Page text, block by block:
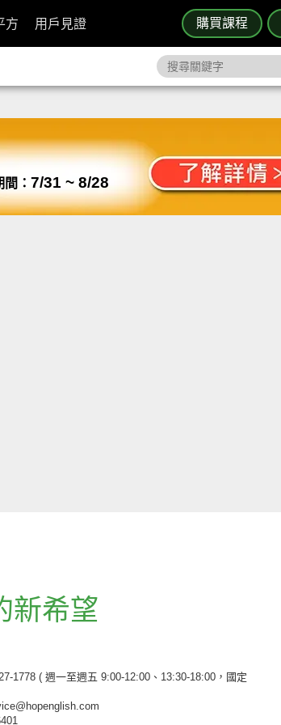
購買課程
方 用戶見證
： 7/31 ~ 8/28
新希望
1778 ( 週一至週五 9:00-12:00、13:30-18:00，國定